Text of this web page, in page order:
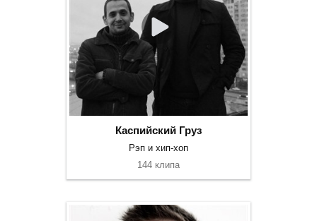
Каспийский Груз
Рэп и хип-хоп
144 клипа